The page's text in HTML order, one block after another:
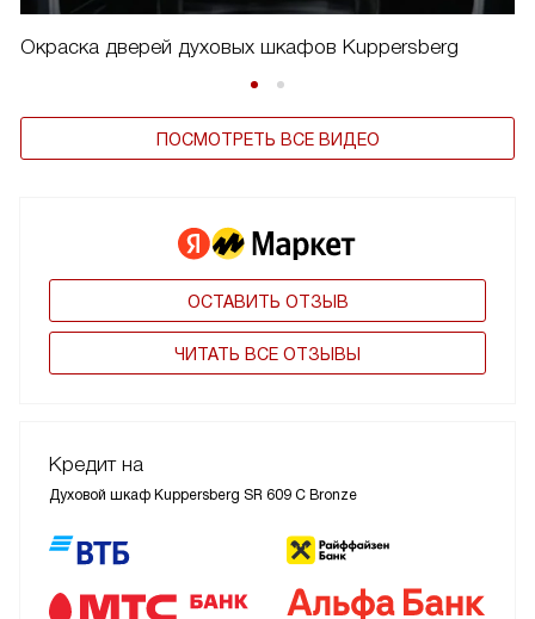
Окраска дверей духовых шкафов Kuppersberg
ПОСМОТРЕТЬ ВСЕ ВИДЕО
ОСТАВИТЬ ОТЗЫВ
ЧИТАТЬ ВСЕ ОТЗЫВЫ
Кредит на
Духовой шкаф Kuppersberg SR 609 C Bronze